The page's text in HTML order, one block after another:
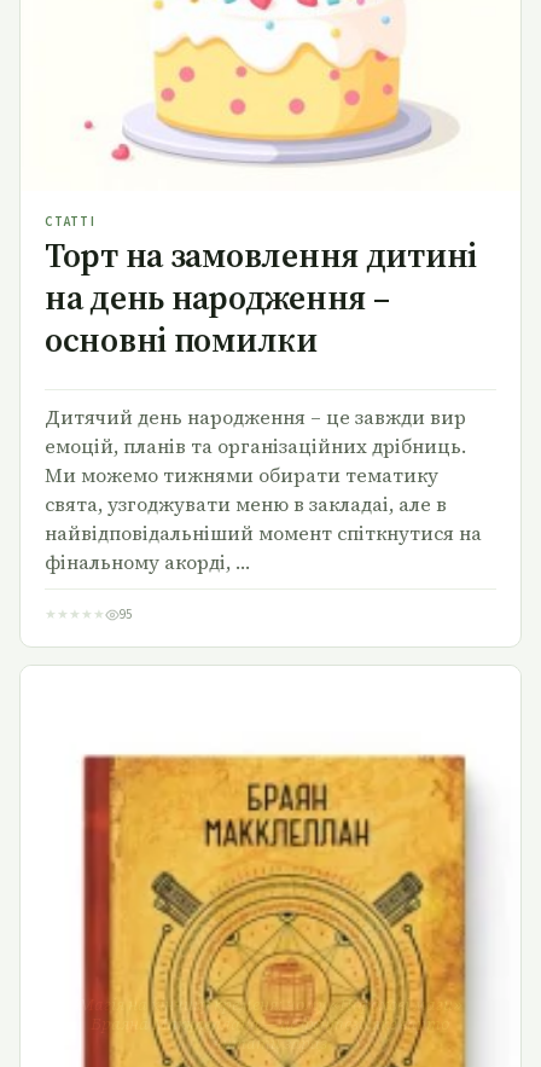
основні помилки
СТАТТІ
Торт на замовлення дитині
на день народження –
основні помилки
Дитячий день народження – це завжди вир
емоцій, планів та організаційних дрібниць.
Ми можемо тижнями обирати тематику
свята, узгоджувати меню в закладаі, але в
найвідповідальніший момент спіткнутися на
фінальному акорді, …
★ ★ ★ ★ ★ 95
Магія на кінчику кременя: чому «Порохові маги»
Браяна Макклеллана — це фентезі, яке варто
читати зараз